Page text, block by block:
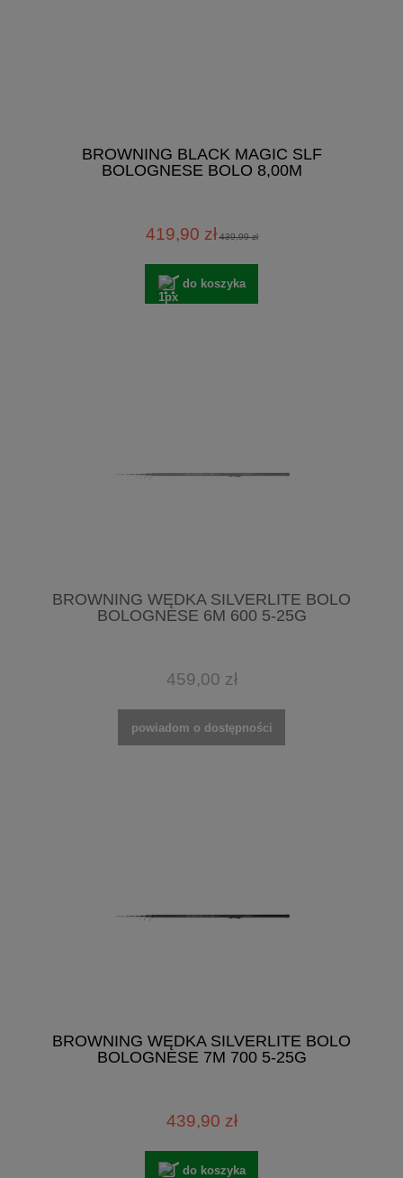
BROWNING BLACK MAGIC SLF
BOLOGNESE BOLO 8,00M
419,90 zł 439,99 zł
do koszyka
BROWNING WĘDKA SILVERLITE BOLO
BOLOGNESE 6M 600 5-25G
459,00 zł
powiadom o dostępności
BROWNING WĘDKA SILVERLITE BOLO
BOLOGNESE 7M 700 5-25G
439,90 zł
do koszyka